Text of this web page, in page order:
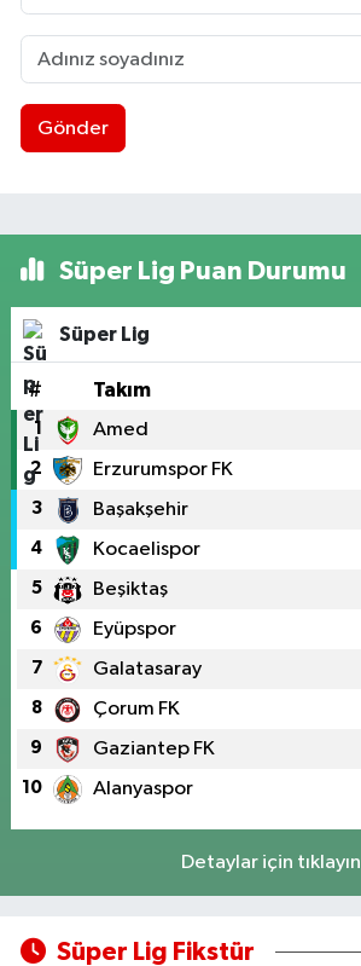
Gönder
Süper Lig Puan Durumu
Süper Lig
# Takım
1 Amed
2 Erzurumspor FK
3 Başakşehir
4 Kocaelispor
5 Beşiktaş
6 Eyüpspor
7 Galatasaray
8 Çorum FK
9 Gaziantep FK
10 Alanyaspor
Detaylar için tıklayın
Süper Lig Fikstür